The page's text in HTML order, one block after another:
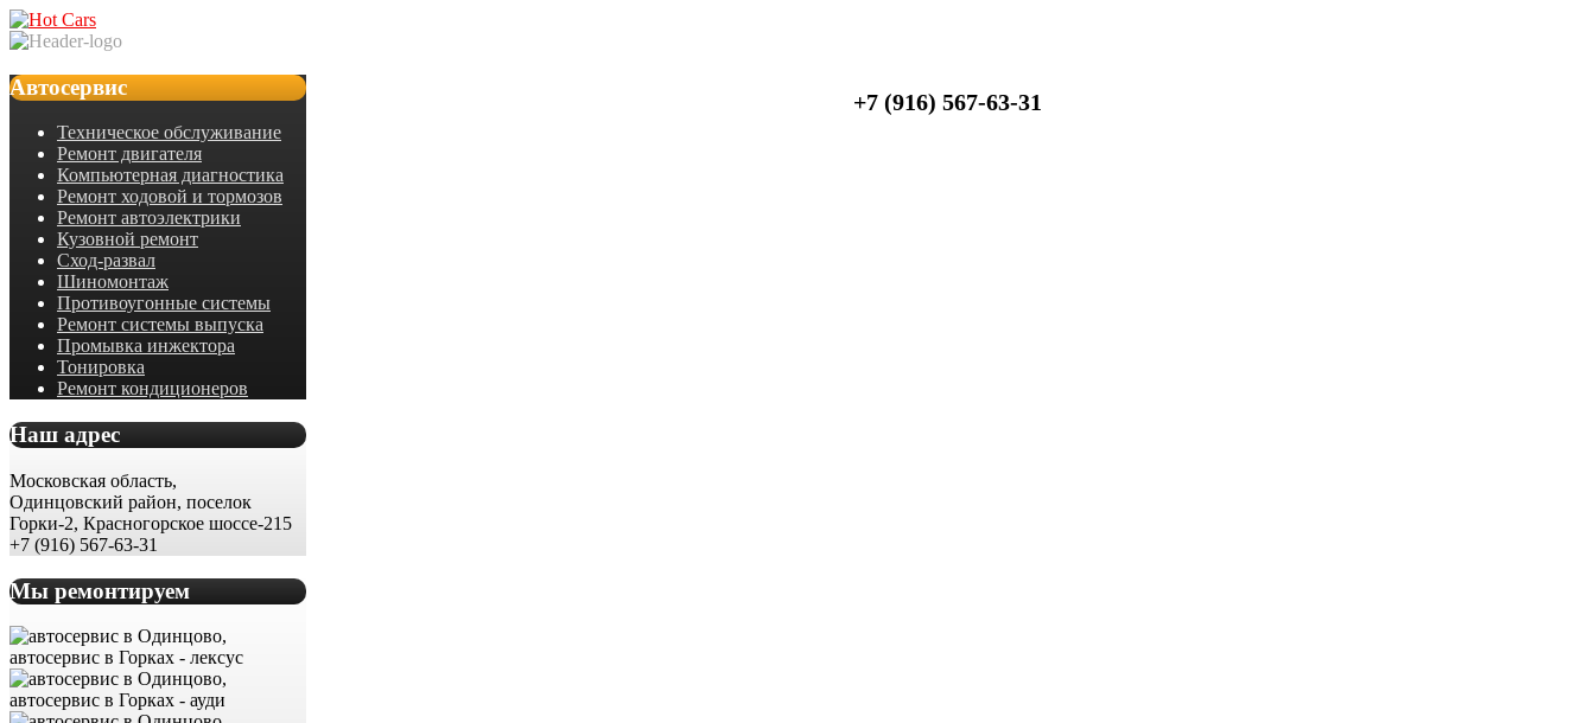
+7 (916) 567-63-31
Автосервис
Техническое обслуживание
Ремонт двигателя
Компьютерная диагностика
Ремонт ходовой и тормозов
Ремонт автоэлектрики
Кузовной ремонт
Сход-развал
Шиномонтаж
Противоугонные системы
Ремонт системы выпуска
Промывка инжектора
Тонировка
Ремонт кондиционеров
Наш адрес
Московская область,
Одинцовский район, поселок
Горки-2, Красногорское шоссе-215
+7 (916) 567-63-31
Мы ремонтируем